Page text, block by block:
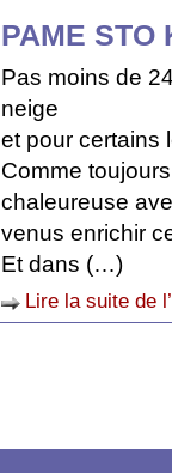
PAME STO
Pas moins de
neige
et pour certains
Comme
chaleureuse
venus enrichir
Et dans (…)
Lire la suite de